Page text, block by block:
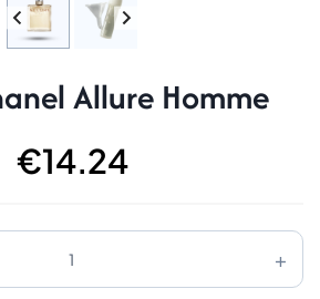
Allure Homme
€14.24